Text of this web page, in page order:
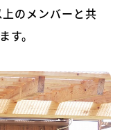
のメンバーと共
す。